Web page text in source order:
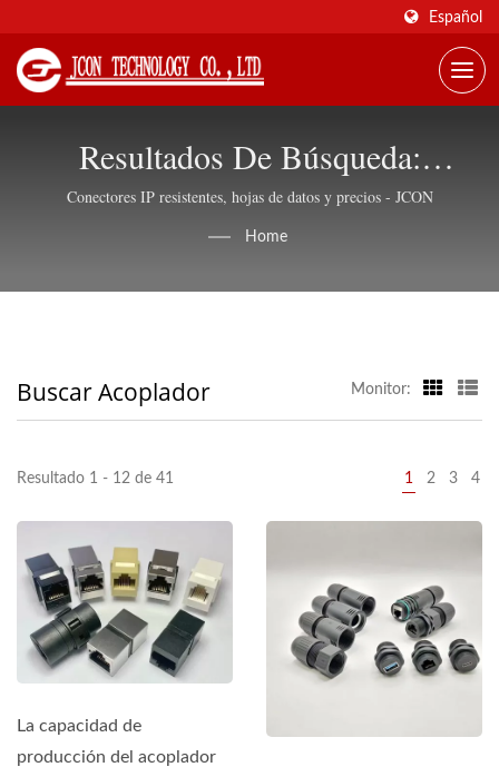
Español
Resultados De Búsqueda:
Acoplador | Conectores De Red E
Industrial, Suministro Global -
JCON
Conectores IP resistentes, hojas de datos y precios - JCON
Home
Buscar Acoplador Monitor:
Resultado 1 - 12 de 41 1 2 3 4
La capacidad de
producción del acoplador